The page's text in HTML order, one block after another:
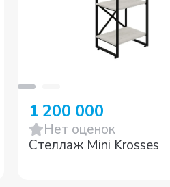
1 200 000
Нет оценок
Стеллаж Mini Krosses